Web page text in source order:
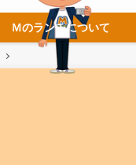
Ｍのランチについて